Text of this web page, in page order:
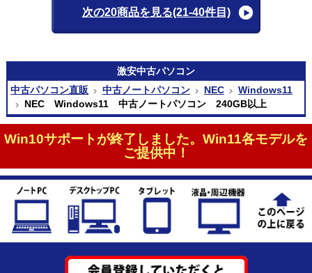
次の20商品を見る(21-40件目)
激安中古パソコン
中古パソコン直販
中古ノートパソコン NEC
Windows11
NEC Windows11 中古ノートパソコン 240GB以上
Win10サポートが終了しました。Win11各モデルを
ご提供中！